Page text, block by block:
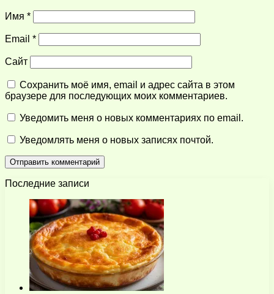
Имя *
Email *
Сайт
Сохранить моё имя, email и адрес сайта в этом
браузере для последующих моих комментариев.
Уведомить меня о новых комментариях по email.
Уведомлять меня о новых записях почтой.
Последние записи